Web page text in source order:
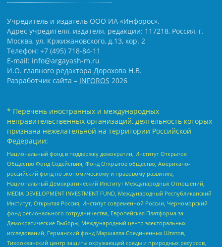
Учредитель и издатель ООО ИА «Инфорос».
Адрес учредителя, издателя, редакции: 117218, Россия, г.
Москва, ул. Кржижановского, д.13, кор. 2
Телефон: +7 (495) 718-84-11
E-mail: info@argayash-m.ru
И.О. главного редактора Дорохова Н.В.
Разработчик сайта – INFOROS 2026
* Перечень иностранных и международных
неправительственных организаций, деятельность которых
признана нежелательной на территории Российской
Федерации:
Национальный фонд в поддержку демократии, Институт Открытое
Общество Фонд Содействия, Фонд Открытое общество, Американо-
российский фонд по экономическому и правовому развитию,
Национальный Демократический Институт Международных Отношений,
MEDIA DEVELOPMENT INVESTMENT FUND, Международный Республиканский
Институт, Открытая Россия, Институт современной России, Черноморский
фонд регионального сотрудничества, Европейская Платформа за
Демократические Выборы, Международный центр электоральных
исследований, Германский фонд Маршалла Соединенных Штатов,
Тихоокеанский центр защиты окружающей среды и природных ресурсов,